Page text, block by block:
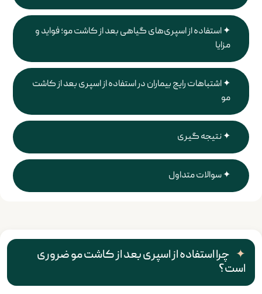
استفاده از اسپری‌های گیاهی بعد از کاشت مو؛ فواید و
مزایا
اشتباهات رایج بیماران در استفاده از اسپری بعد از کاشت
مو
نتیجه گیری
سوالات متداول
چرا استفاده از اسپری بعد از کاشت مو ضروری
است؟